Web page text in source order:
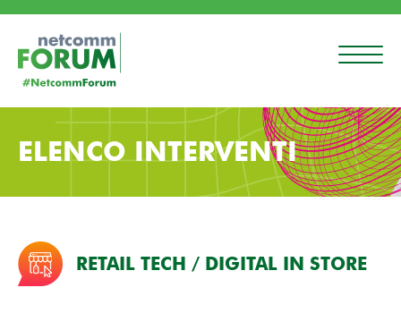
ELENCO INTERVENTI
RETAIL TECH / DIGITAL IN STORE